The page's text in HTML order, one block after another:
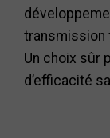
transmission
Un choix sûr
d’efficacité